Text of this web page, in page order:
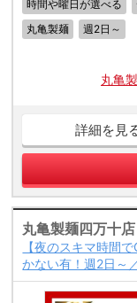
時間や曜日が選べる
丸亀製麺
週2日～
丸亀
詳細を見
丸亀製麺四万十店
【夜のスキマ時間
かない有！週2日～